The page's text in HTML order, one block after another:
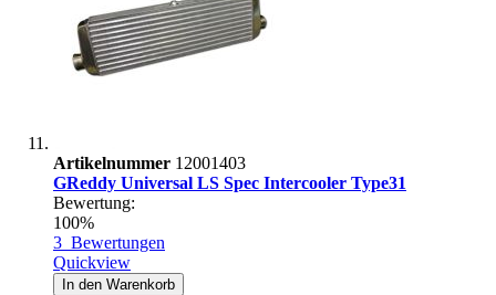
Artikelnummer 12001403
GReddy Universal LS Spec Intercooler Type31
Bewertung:
100%
3 Bewertungen
Quickview
In den Warenkorb